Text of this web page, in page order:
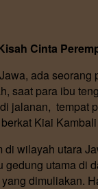
Cinta
ada
saat para ibu
jalanan,
Kiai
wilayah utara
utama
dimuliakan.